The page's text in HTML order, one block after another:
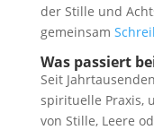
der Stille und
gemeinsam
Was passiert
Seit
spirituelle Praxis,
von Stille, Leere